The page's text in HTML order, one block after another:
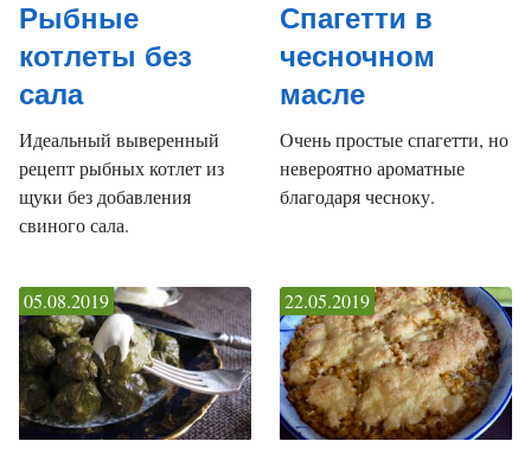
Рыбные
котлеты без
сала
Идеальный выверенный
рецепт рыбных котлет из
щуки без добавления
свиного сала.
Спагетти в
чесночном
масле
Очень простые спагетти, но
невероятно ароматные
благодаря чесноку.
05.08.2019 22.05.2019